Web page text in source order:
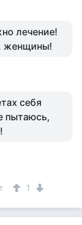
лечение!
женщины!
себя
пытаюсь,
1